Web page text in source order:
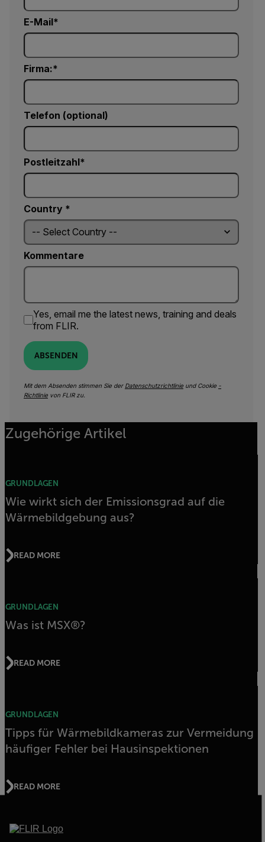
E-Mail
Firma:
Telefon (optional)
Postleitzahl*
Country *
Kommentare
Yes, email me the latest news, training and deals
from FLIR.
ABSENDEN
Mit dem Absenden stimmen Sie der Datenschutzrichtlinie und Cookie -
Richtlinie von FLIR zu.
Zugehörige Artikel
GRUNDLAGEN
Wie wirkt sich der Emissionsgrad auf die
Wärmebildgebung aus?
READ MORE
GRUNDLAGEN
Was ist MSX®?
READ MORE
GRUNDLAGEN
Tipps für Wärmebildkameras zur Vermeidung
häufiger Fehler bei Hausinspektionen
READ MORE